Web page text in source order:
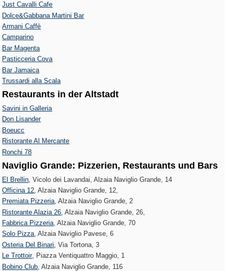
Just Cavalli Cafe
Dolce&Gabbana Martini Bar
Armani Caffè
Camparino
Bar Magenta
Pasticceria Cova
Bar Jamaica
Trussardi alla Scala
Restaurants in der Altstadt
Savini in Galleria
Don Lisander
Boeucc
Ristorante Al Mercante
Ronchi 78
Naviglio Grande: Pizzerien, Restaurants und Bars
El Brellin , Vicolo dei Lavandai, Alzaia Naviglio Grande, 14
Officina 12 , Alzaia Naviglio Grande, 12,
Premiata Pizzeria, Alzaia Naviglio Grande, 2
Ristorante Alazia 26 , Alzaia Naviglio Grande, 26,
Fabbrica Pizzeria, Alzaia Naviglio Grande, 70
Solo Pizza, Alzaia Naviglio Pavese, 6
Osteria Del Binari , Via Tortona, 3
Le Trottoir‎, Piazza Ventiquattro Maggio, 1
Bobino Club , Alzaia Naviglio Grande, 116